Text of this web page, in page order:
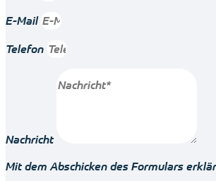
E-Mail
Telefon
Nachricht
Mit dem Abschicken des Formulars